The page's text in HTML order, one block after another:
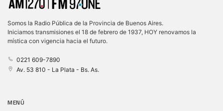
Somos la Radio Pública de la Provincia de Buenos Aires.
Iniciamos transmisiones el 18 de febrero de 1937, HOY renovamos la
mística con vigencia hacia el futuro.
0221 609-7890
Av. 53 810 - La Plata - Bs. As.
MENÚ